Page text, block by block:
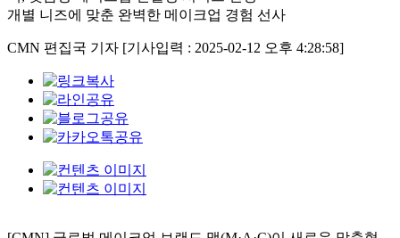
개별 니즈에 맞춘 완벽한 메이크업 경험 선사
CMN 편집국 기자 [기사입력 : 2025-02-12 오후 4:28:58]